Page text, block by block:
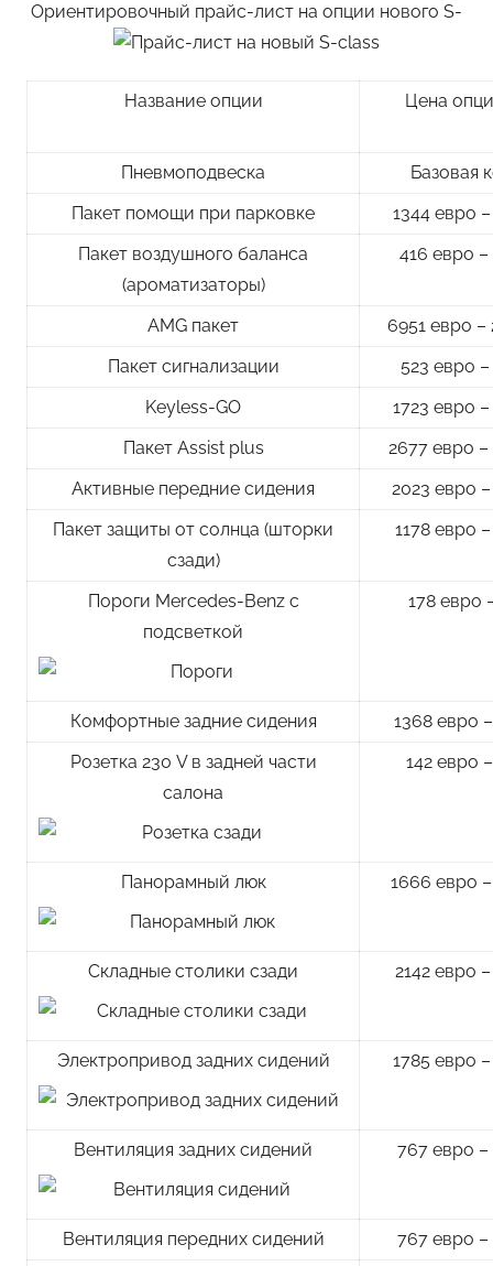
Ориентировочный прайс-лист на опции нового S-
Название опции Цена
Пневмоподвеска
Базовая
Пакет помощи при парковке
1344 евро
Пакет воздушного баланса
(ароматизаторы)
416 евро
AMG пакет
6951 евро
Пакет сигнализации
523 евро
Keyless-GO
1723 евро
Пакет Assist plus
2677 евро
Активные передние сидения
2023 евро
Пакет защиты от солнца (шторки
сзади)
1178 евро
Пороги Mercedes-Benz с
подсветкой
178 евро
Комфортные задние сидения
1368 евро
Розетка 230 V в задней части
салона
142 евро
Панорамный люк 1666 евро
Складные столики сзади 2142 евро
Электропривод задних сидений 1785 евро
Вентиляция задних сидений 767 евро
Вентиляция передних сидений 767 евро